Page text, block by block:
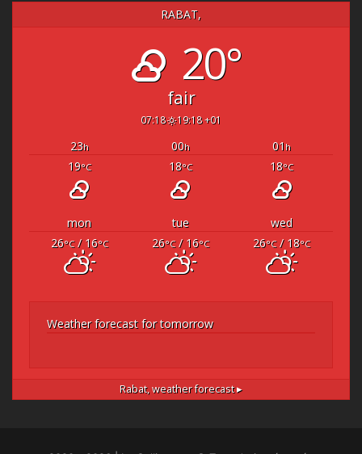
RABAT,
20°
fair
07:18 19:18 +01
23h 00h 01 h
19°C 18°C 18°C
mon tue
wed
26°C/ 16°C 26°C/ 16°C 26°C/ 18°C
Weather forecast for tomorrow
Rabat,weather forecast ▸